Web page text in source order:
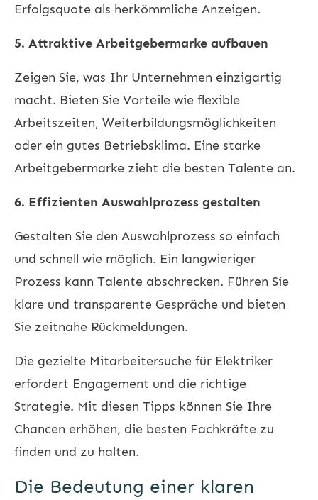
Erfolgsquote als herkömmliche Anzeigen.
5. Attraktive Arbeitgebermarke aufbauen
Zeigen Sie, was Ihr Unternehmen einzigartig
macht. Bieten Sie Vorteile wie flexible
Arbeitszeiten, Weiterbildungsmöglichkeiten
oder ein gutes Betriebsklima. Eine starke
Arbeitgebermarke zieht die besten Talente an.
6. Effizienten Auswahlprozess gestalten
Gestalten Sie den Auswahlprozess so einfach
und schnell wie möglich. Ein langwieriger
Prozess kann Talente abschrecken. Führen Sie
klare und transparente Gespräche und bieten
Sie zeitnahe Rückmeldungen.
Die gezielte Mitarbeitersuche für Elektriker
erfordert Engagement und die richtige
Strategie. Mit diesen Tipps können Sie Ihre
Chancen erhöhen, die besten Fachkräfte zu
finden und zu halten.
Die Bedeutung einer klaren